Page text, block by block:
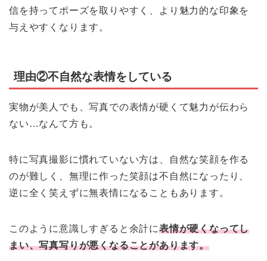
信を持ってポーズを取りやすく、
より魅力的な印象を
与えやすくなります。
理由②不自然な表情をしている
実物が美人でも、写真での表情が硬くて魅力が伝わら
ない…なんて方も。
特に写真撮影に慣れていない方は、自然な笑顔を作る
のが難しく、無理に作った笑顔は不自然になったり、
逆に全く笑えずに無表情になることもあります。
このように意識しすぎると余計に表情が硬くなってし
まい、写真写りが悪くなることがあります。